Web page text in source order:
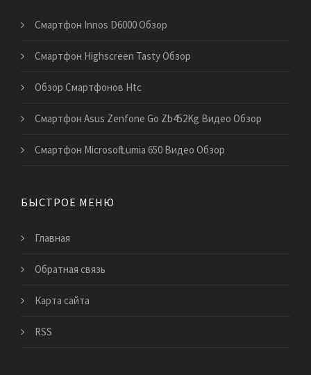
Смартфон Innos D6000 Обзор
Смартфон Highscreen Tasty Обзор
Обзор Смартфонов Htc
Смартфон Asus Zenfone Go Zb452Kg Видео Обзор
Смартфон Microsoft Lumia 650 Видео Обзор
БЫСТРОЕ МЕНЮ
Главная
Обратная связь
Карта сайта
RSS